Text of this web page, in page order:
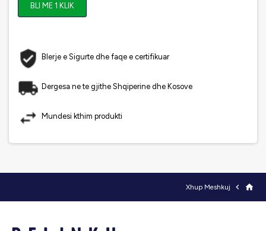
BLI ME 1 KLIK
Blerje e Sigurte dhe faqe e certifikuar
Dergesa ne te gjithe Shqiperine dhe Kosove
Mundesi kthim produkti
home

Xhup Meshkuj